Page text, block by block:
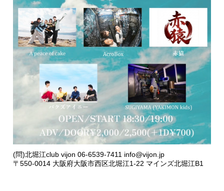
(問)北堀江club vijon 06-6539-7411 info@vijon.jp
〒550-0014 大阪府大阪市西区北堀江1-22 マインズ北堀江B1